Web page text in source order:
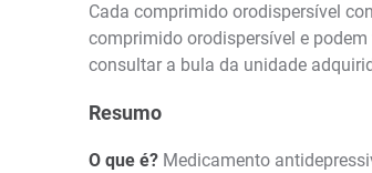
Cada comprimido orodispersível
comprimido orodispersível e
consultar a bula da unidade
Resumo
O que é? Medicamento